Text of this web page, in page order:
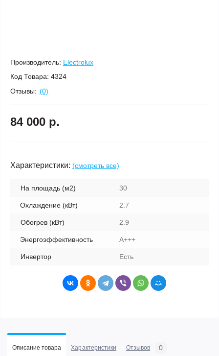
Производитель: Electrolux
Код Товара: 4324
Отзывы: (0)
84 000 р.
Характеристики: (смотреть все)
На площадь (м2) 30
Охлаждение (кВт) 2.7
Обогрев (кВт) 2.9
Энергоэффективность A+++
Инвертор Есть
Описание товара Характеристики Отзывов 0